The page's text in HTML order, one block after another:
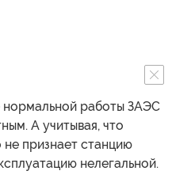
нормальной работы ЗАЭС
А учитывая, что
признает станцию
нелегальной.